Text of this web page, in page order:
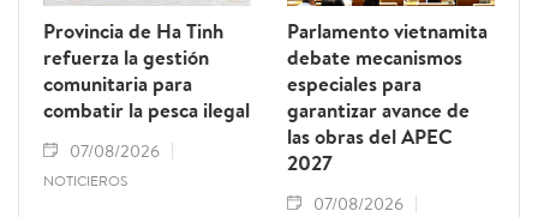
Provincia de Ha Tinh
refuerza la gestión
comunitaria para
combatir la pesca ilegal
07/08/2026
NOTICIEROS
Parlamento vietnamita
debate mecanismos
especiales para
garantizar avance de
las obras del APEC
2027
07/08/2026